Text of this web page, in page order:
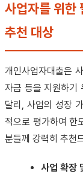
사업자를 위한
추천 대상
개인사업자대출은
자금 등을 지원하기
달리, 사업의 성장
적으로 평가하여 한
분들께 강력히 추천
사업 확장